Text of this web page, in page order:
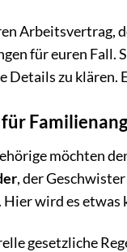
Arbeitsvertrag,
für euren Fall.
Details zu klären.
möchten
, der
wird es etwas
gesetzliche